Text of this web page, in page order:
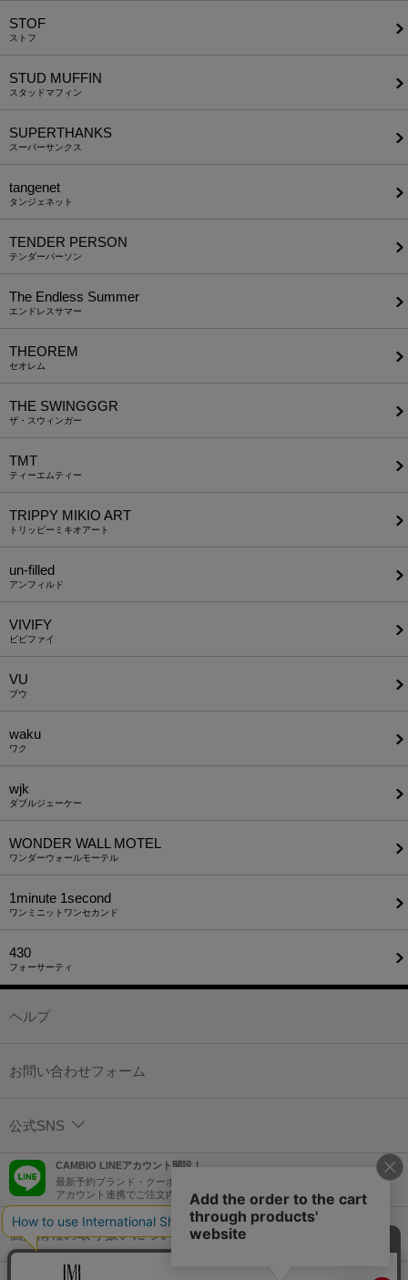
STOF
ストフ
STUD MUFFIN
スタッドマフィン
SUPERTHANKS
スーパーサンクス
tangenet
タンジェネット
TENDER PERSON
テンダーパーソン
The Endless Summer
エンドレスサマー
THEOREM
セオレム
THE SWINGGGR
ザ・スウィンガー
TMT
ティーエムティー
TRIPPY MIKIO ART
トリッピーミキオアート
un-filled
アンフィルド
VIVIFY
ビビファイ
VU
ブウ
waku
ワク
wjk
ダブルジェーケー
WONDER WALL MOTEL
ワンダーウォールモーテル
1minute​ 1second
ワンミニットワンセカンド
430
フォーサーティ
ヘルプ
お問い合わせフォーム
公式SNS
CAMBIO LINEアカウント開設！
最新予約ブランド・クーポン情報などを配信！
アカウント連携でご注文内容をLINEでも確認可能！
個人情報の取り扱いについて